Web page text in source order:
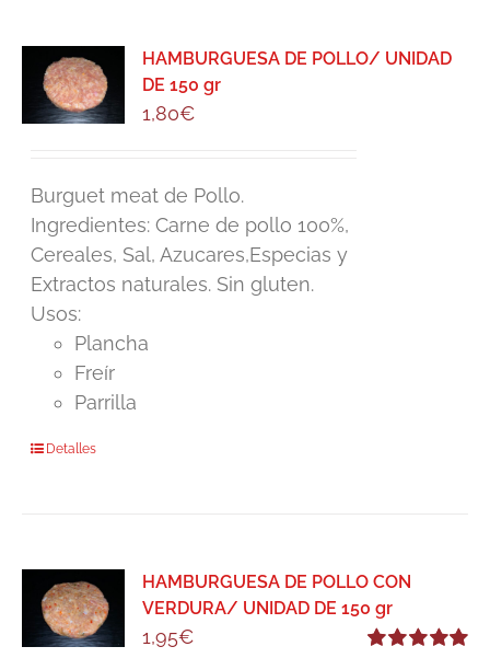
HAMBURGUESA DE POLLO/ UNIDAD
DE 150 gr
1,80€
Burguet meat de Pollo.
Ingredientes: Carne de pollo 100%,
Cereales, Sal, Azucares,Especias y
Extractos naturales. Sin gluten.
Usos:
Plancha
Freír
Parrilla
Detalles
HAMBURGUESA DE POLLO CON
VERDURA/ UNIDAD DE 150 gr
1,95€